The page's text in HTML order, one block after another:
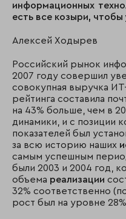
информационных
есть все козыри,
Алексей Ходырев
Российский рынок
2007 году совершил
совокупная выручка
рейтинга составила
на 43% больше, чем в
динамики, и с позиции
показателей был
за всю историю наших
самым успешным
были 2003 и 2004 год,
объема реализации
32% соответственно
рост был на уровне